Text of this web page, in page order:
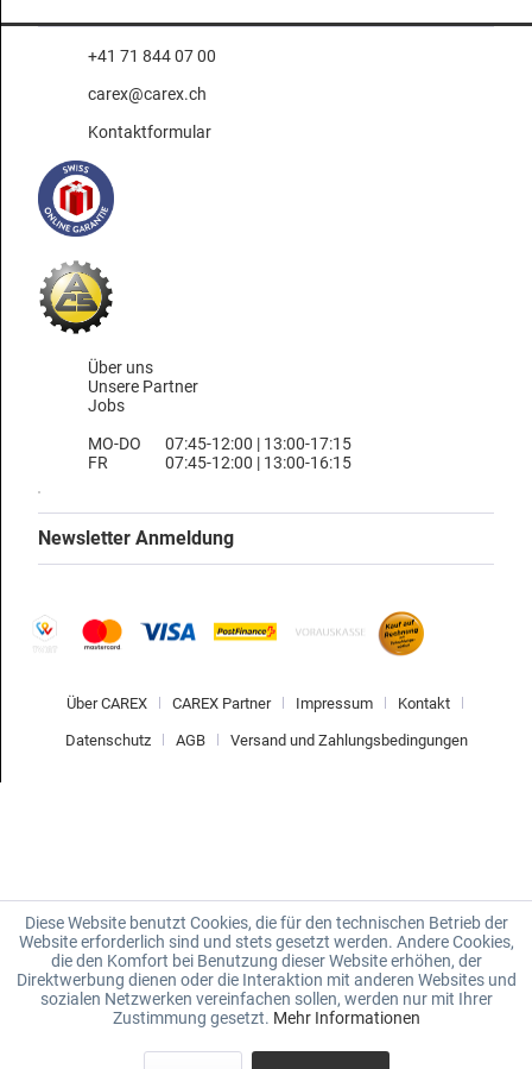
+41 71 844 07 00
carex@carex.ch
Kontaktformular
Über uns
Unsere Partner
Jobs
MO-DO
FR
07:45-12:00 | 13:00-17:15
07:45-12:00 | 13:00-16:15
Newsletter Anmeldung
Über CAREX CAREX Partner Impressum Kontakt
Datenschutz AGB Versand und Zahlungsbedingungen
Diese Website benutzt Cookies, die für den technischen Betrieb der
Website erforderlich sind und stets gesetzt werden. Andere Cookies,
die den Komfort bei Benutzung dieser Website erhöhen, der
Direktwerbung dienen oder die Interaktion mit anderen Websites und
sozialen Netzwerken vereinfachen sollen, werden nur mit Ihrer
Zustimmung gesetzt. Mehr Informationen